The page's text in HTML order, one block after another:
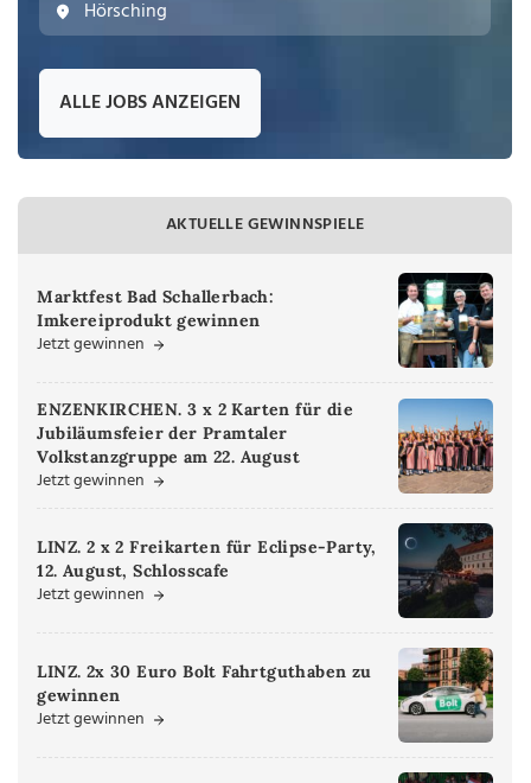
Hörsching
ALLE JOBS ANZEIGEN
AKTUELLE GEWINNSPIELE
Marktfest Bad Schallerbach:
Imkereiprodukt gewinnen
Jetzt gewinnen
ENZENKIRCHEN. 3 x 2 Karten für die
Jubiläumsfeier der Pramtaler
Volkstanzgruppe am 22. August
Jetzt gewinnen
LINZ. 2 x 2 Freikarten für Eclipse-Party,
12. August, Schlosscafe
Jetzt gewinnen
LINZ. 2x 30 Euro Bolt Fahrtguthaben zu
gewinnen
Jetzt gewinnen